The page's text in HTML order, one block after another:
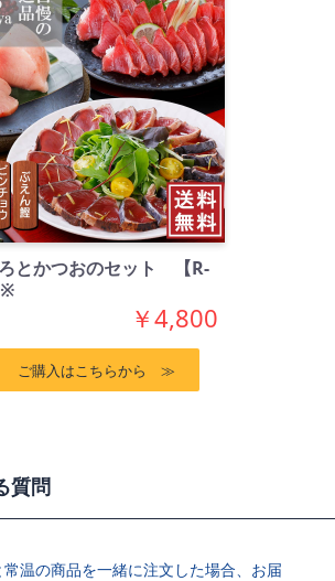
とかつおのセット 【R-
￥4,800
ご購入はこちらから ≫
質問
温の商品を一緒に注文した場合、お届